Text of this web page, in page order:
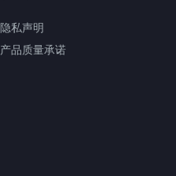
隐私声明
产品质量承诺